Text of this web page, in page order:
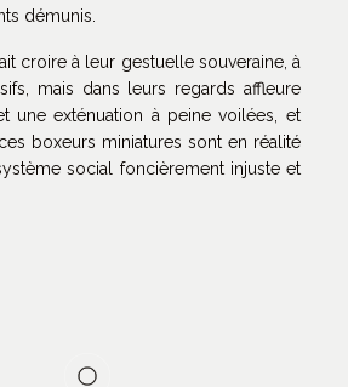
démunis.
croire à leur gestuelle souveraine, à
mais dans leurs regards affleure
une exténuation à peine voilées, et
boxeurs miniatures sont en réalité
social foncièrement injuste et